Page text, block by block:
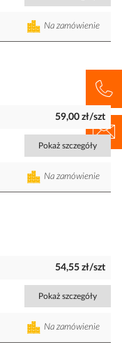
Na zamówienie
59,00 zł/szt
Pokaż szczegóły
Na zamówienie
54,55 zł/szt
Pokaż szczegóły
Na zamówienie